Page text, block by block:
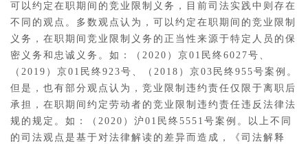
可以约定在职期间的竞业限制义务，目前司法实践中则存在
不同的观点。多数观点认为，可以约定在职期间的竞业限制
义务，在职期间竞业限制义务的正当性来源于特定人员的保
密义务和忠诚义务。如：（2020）京01民终6027号、
（2019）京01民终923号、（2018）京03民终955号案例。
但是，也有部分观点认为，竞业限制违约责任仅限于离职后
承担，在职期间约定劳动者的竞业限制违约责任违反法律法
规的规定。如：（2020）沪01民终5551号案例。以上不同
的司法观点是基于对法律解读的差异而造成，《司法解释